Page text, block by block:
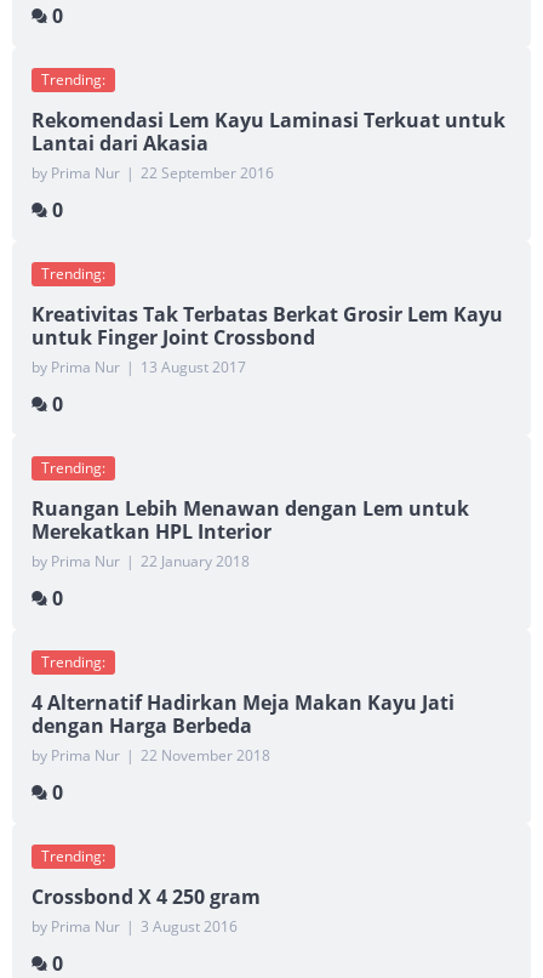
0
Trending:
Rekomendasi Lem Kayu Laminasi Terkuat untuk
Lantai dari Akasia
by Prima Nur | 22 September 2016
0
Trending:
Kreativitas Tak Terbatas Berkat Grosir Lem Kayu
untuk Finger Joint Crossbond
by Prima Nur | 13 August 2017
0
Trending:
Ruangan Lebih Menawan dengan Lem untuk
Merekatkan HPL Interior
by Prima Nur | 22 January 2018
0
Trending:
4 Alternatif Hadirkan Meja Makan Kayu Jati
dengan Harga Berbeda
by Prima Nur | 22 November 2018
0
Trending:
Crossbond X 4 250 gram
by Prima Nur | 3 August 2016
0